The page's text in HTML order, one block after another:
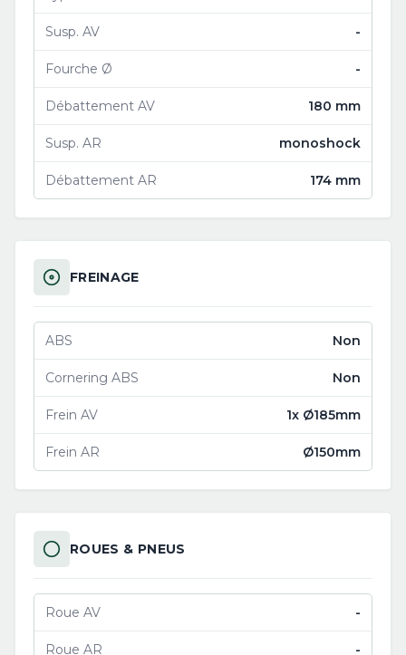
Susp. AV -
Fourche Ø -
Débattement AV 180 mm
Susp. AR monoshock
Débattement AR 174 mm
FREINAGE
ABS Non
Cornering ABS Non
Frein AV 1x Ø185mm
Frein AR Ø150mm
ROUES & PNEUS
Roue AV -
Roue AR -